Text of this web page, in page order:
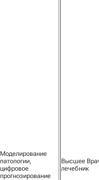
Моделирование
патологии,
цифровое
прогнозирование
Высшее
лечебник